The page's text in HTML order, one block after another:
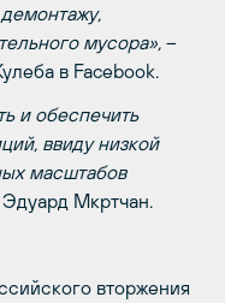
мусора», –
в Facebook.
и обеспечить
ввиду низкой
масштабов
Эдуард Мкртчан.
вторжения